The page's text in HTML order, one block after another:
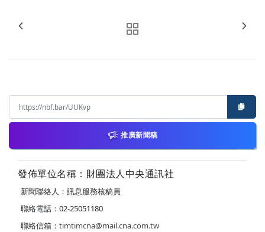
推廣新聞稿
發佈單位名稱：財團法人中央通訊社
新聞聯絡人：訊息服務核稿員
聯絡電話：02-25051180
聯絡信箱： timtimcna@mail.cna.com.tw